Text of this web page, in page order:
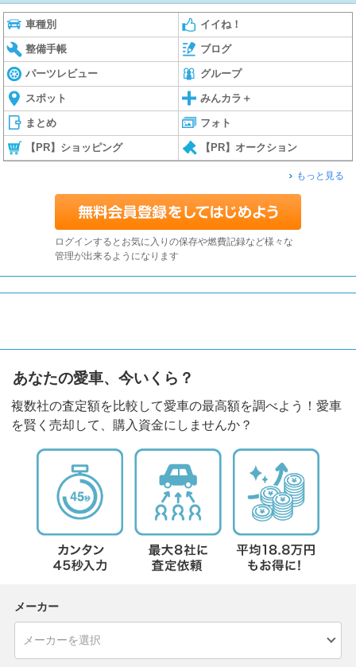
車種別 イイね！
整備手帳 ブログ
パーツレビュー グループ
スポット みんカラ＋
まとめ フォト
【PR】ショッピング 【PR】オークション
もっと見る
ログインするとお気に入りの保存や燃費記録など様々な
管理が出来るようになります
あなたの愛車、今いくら？
複数社の査定額を比較して愛車の最高額を調べよう！愛車
を賢く売却して、購入資金にしませんか？
メーカー